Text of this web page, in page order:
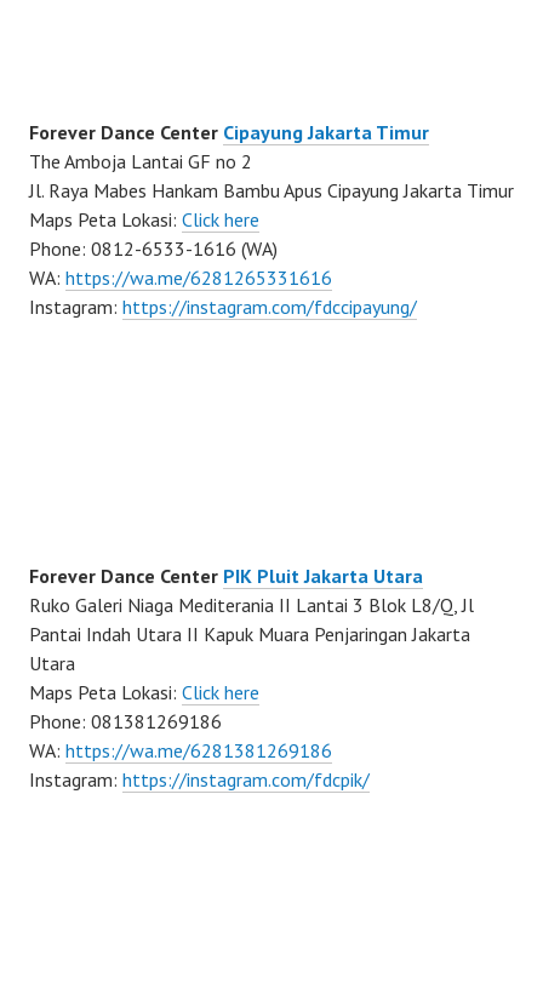
Forever Dance Center Cipayung Jakarta Timur
The Amboja Lantai GF no 2
Jl. Raya Mabes Hankam Bambu Apus Cipayung Jakarta Timur
Maps Peta Lokasi: Click here
Phone: 0812-6533-1616 (WA)
WA: https://wa.me/6281265331616
Instagram: https://instagram.com/fdccipayung/
Forever Dance Center PIK Pluit Jakarta Utara
Ruko Galeri Niaga Mediterania II Lantai 3 Blok L8/Q, Jl
Pantai Indah Utara II Kapuk Muara Penjaringan Jakarta
Utara
Maps Peta Lokasi: Click here
Phone: 081381269186
WA: https://wa.me/6281381269186
Instagram: https://instagram.com/fdcpik/